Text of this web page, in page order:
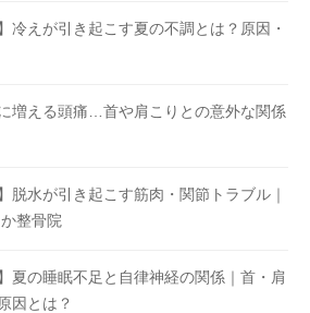
冷えが引き起こす夏の不調とは？原因・
増える頭痛…首や肩こりとの意外な関係
脱水が引き起こす筋肉・関節トラブル｜
整骨院
夏の睡眠不足と自律神経の関係｜首・肩
因とは？